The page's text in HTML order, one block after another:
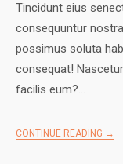
Tincidunt eius
consequuntur
possimus soluta
consequat!
facilis eum?…
CONTINUE READING →